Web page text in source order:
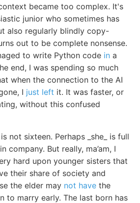
became too complex. It's
junior who sometimes has
also regularly blindly copy-
out to be complete nonsense.
to write Python code in a
end, I was spending so much
when the connection to the AI
I just left it. It was faster, or
without this confused
not sixteen. Perhaps _she_ is full
company. But really, ma’am, I
hard upon younger sisters that
their share of society and
the elder may not have the
to marry early. The last born has